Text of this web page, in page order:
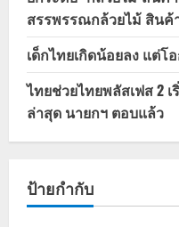
สรรพรรณกล้วยไม้ สินค้
เด็กไทยเกิดน้อยลง แต่
ไทยช่วยไทยพลัสเฟส 2
ล่าสุด นายกฯ ตอบแล้ว
ป้ายกำกับ